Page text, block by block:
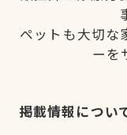
ペットも大切な
ーを
掲載情報につい